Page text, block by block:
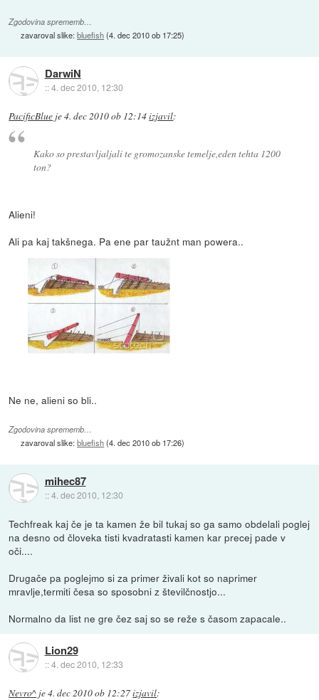
Zgodovina sprememb…
zavaroval slike:bluefish(4. dec 2010 ob 17:25)
DarwiN
::4. dec 2010, 12:30
PacificBlue je4. dec 2010 ob 12:14izjavil:
Kako so prestavljaljali te gromozanske temelje,eden tehta 1200
ton?
Alieni!
Ali pa kaj takšnega. Pa ene par taužnt man powera..
Ne ne, alieni so bli..
Zgodovina sprememb…
zavaroval slike:bluefish(4. dec 2010 ob 17:26)
mihec87
::4. dec 2010, 12:30
Techfreak kaj če je ta kamen že bil tukaj so ga samo obdelali poglej
na desno od človeka tisti kvadratasti kamen kar precej pade v
oči....
Drugače pa poglejmo si za primer živali kot so naprimer
mravlje,termiti česa so sposobni z številčnostjo...
Normalno da list ne gre čez saj so se reže s časom zapacale..
Lion29
::4. dec 2010, 12:33
Nevro^ je4. dec 2010 ob 12:27izjavil: